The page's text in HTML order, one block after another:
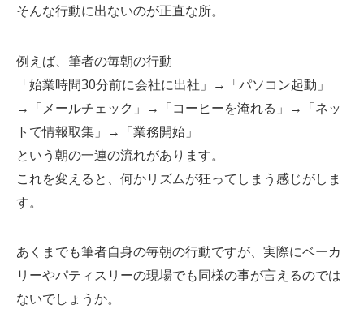
そんな行動に出ないのが正直な所。
例えば、筆者の毎朝の行動
「始業時間30分前に会社に出社」→「パソコン起動」
→「メールチェック」→「コーヒーを淹れる」→「ネッ
トで情報取集」→「業務開始」
という朝の一連の流れがあります。
これを変えると、何かリズムが狂ってしまう感じがしま
す。
あくまでも筆者自身の毎朝の行動ですが、実際にベーカ
リーやパティスリーの現場でも同様の事が言えるのでは
ないでしょうか。